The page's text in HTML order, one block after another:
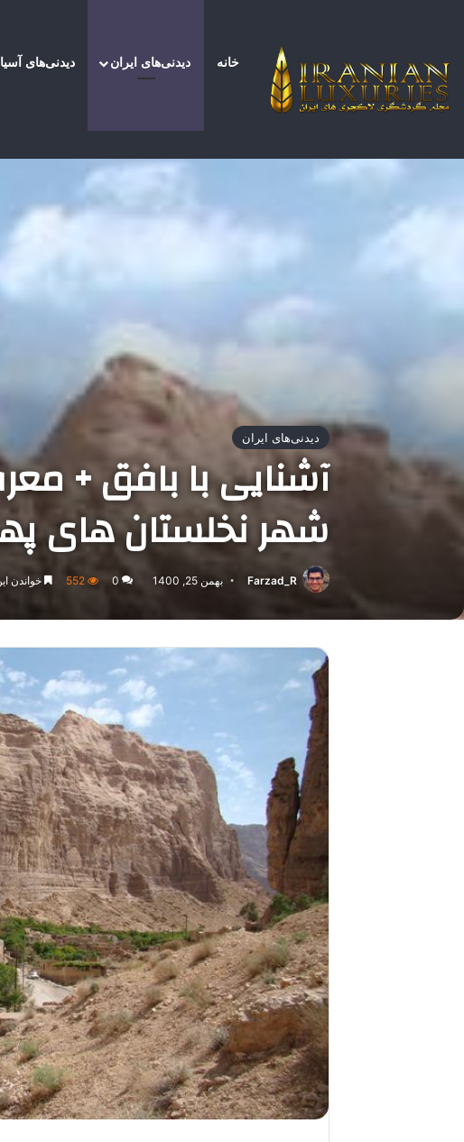
خانه دیدنی‌های ایران دیدنی‌های آسیا
دیدنی‌های ایران
آشنایی با بافق +
شهر نخلستان های
Farzad_R بهمن 25, 1400 0
552 خواندن این مطلب